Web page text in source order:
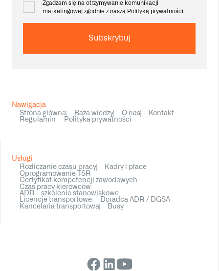
Zgadzam się na otrzymywanie komunikacji
marketingowej zgodnie z naszą Polityką prywatności.
Subskrybuj
Nawigacja
Strona glówna
Baza wiedzy O nas
Kontakt
Regulamin
Polityka prywatności
Usługi
Rozliczanie czasu pracy
Kadry i płace
Oprogramowanie TSR
Certyfikat kompetencji zawodowych
Czas pracy kierowców
ADR - szkolenie stanowiskowe
Licencje transportowe
Doradca ADR / DGSA
Kancelaria transportowa
Busy